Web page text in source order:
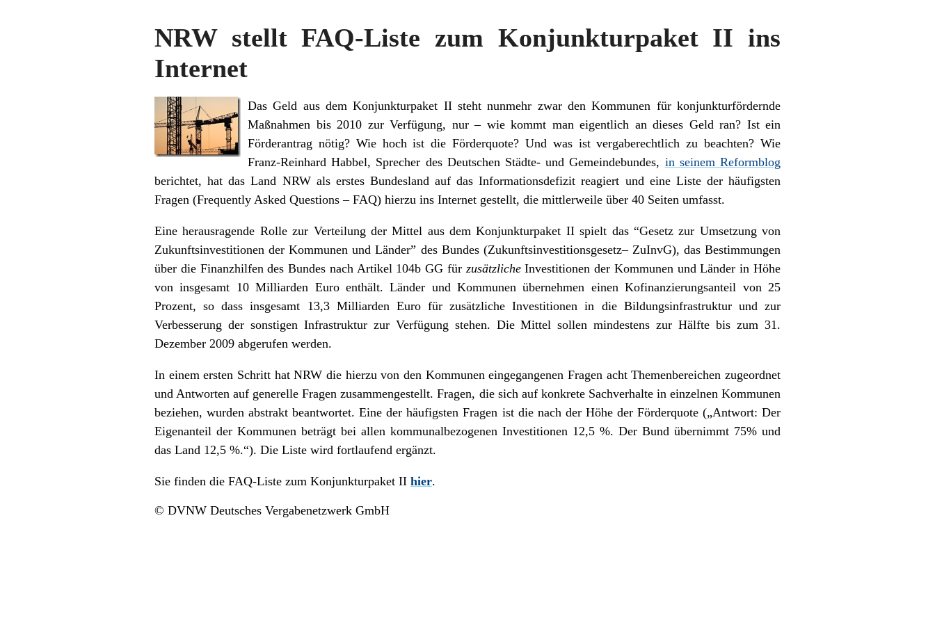
NRW stellt FAQ-Liste zum Konjunkturpaket II ins
Internet
Das Geld aus dem Konjunkturpaket II steht nunmehr zwar den Kommunen für konjunkturfördernde
Maßnahmen bis 2010 zur Verfügung, nur – wie kommt man eigentlich an dieses Geld ran? Ist ein
Förderantrag nötig? Wie hoch ist die Förderquote? Und was ist vergaberechtlich zu beachten? Wie
Franz-Reinhard Habbel, Sprecher des Deutschen Städte- und Gemeindebundes, in seinem Reformblog
berichtet, hat das Land NRW als erstes Bundesland auf das Informationsdefizit reagiert und eine Liste der häufigsten
Fragen (Frequently Asked Questions – FAQ) hierzu ins Internet gestellt, die mittlerweile über 40 Seiten umfasst.
Eine herausragende Rolle zur Verteilung der Mittel aus dem Konjunkturpaket II spielt das “Gesetz zur Umsetzung von
Zukunftsinvestitionen der Kommunen und Länder” des Bundes (Zukunftsinvestitionsgesetz– ZuInvG), das Bestimmungen
über die Finanzhilfen des Bundes nach Artikel 104b GG für zusätzlicheInvestitionen der Kommunen und Länder in Höhe
von insgesamt 10 Milliarden Euro enthält. Länder und Kommunen übernehmen einen Kofinanzierungsanteil von 25
Prozent, so dass insgesamt 13,3 Milliarden Euro für zusätzliche Investitionen in die Bildungsinfrastruktur und zur
Verbesserung der sonstigen Infrastruktur zur Verfügung stehen. Die Mittel sollen mindestens zur Hälfte bis zum 31.
Dezember 2009 abgerufen werden.
In einem ersten Schritt hat NRW die hierzu von den Kommunen eingegangenen Fragen acht Themenbereichen zugeordnet
und Antworten auf generelle Fragen zusammengestellt. Fragen, die sich auf konkrete Sachverhalte in einzelnen Kommunen
beziehen, wurden abstrakt beantwortet. Eine der häufigsten Fragen ist die nach der Höhe der Förderquote („Antwort: Der
Eigenanteil der Kommunen beträgt bei allen kommunalbezogenen Investitionen 12,5 %. Der Bund übernimmt 75% und
das Land 12,5 %.“). Die Liste wird fortlaufend ergänzt.
Sie finden die FAQ-Liste zum Konjunkturpaket II hier.